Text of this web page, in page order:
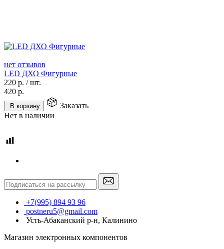
нет отзывов
LED ДХО Фигурные
220 р. /шт.
420 р.
В корзину
Заказать
Нет в наличии
+7(995) 894 93 96
postneru5@gmail.com
Усть-Абаканский р-н, Калинино
Магазин электронных компонентов